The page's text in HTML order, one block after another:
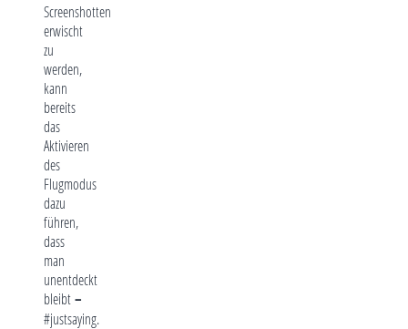
Screenshotten
erwischt
zu
werden,
kann
bereits
das
Aktivieren
des
Flugmodus
dazu
führen,
dass
man
unentdeckt
bleibt–
#justsaying.